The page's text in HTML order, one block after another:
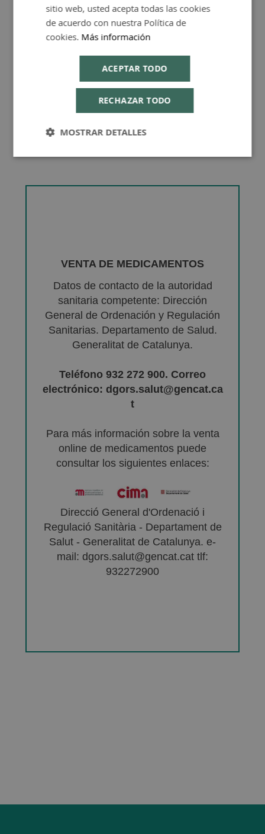
Consejos de Compra Producto
VENTA DE MEDICAMENTOS
Datos de contacto de la autoridad
sanitaria competente: Dirección
General de Ordenación y Regulación
Sanitarias. Departamento de Salud.
Generalitat de Catalunya.
Teléfono 932 272 900. Correo
electrónico: dgors.salut@gencat.ca
t
Para más información sobre la venta
online de medicamentos puede
consultar los siguientes enlaces:
Direcció General d'Ordenació i
Regulació Sanitària - Departament de
Salut - Generalitat de Catalunya. e-
mail: dgors.salut@gencat.cat tlf:
932272900
sitio web, usted acepta todas las cookies
de acuerdo con nuestra Política de
cookies. Más información
ACEPTAR TODO
RECHAZAR TODO
MOSTRAR DETALLES